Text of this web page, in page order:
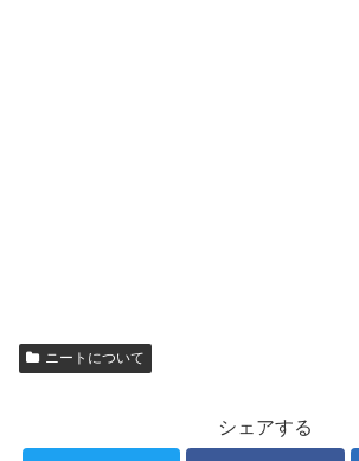
ニートについて
シェアする